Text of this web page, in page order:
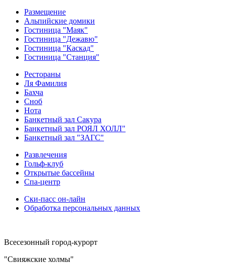
Размещение
Альпийские домики
Гостиница "Маяк"
Гостиница "Дежавю"
Гостиница "Каскад"
Гостиница "Станция"
Рестораны
Ля Фамилия
Бахча
Сноб
Нота
Банкетный зал Сакура
Банкетный зал РОЯЛ ХОЛЛ"
Банкетный зал "ЗАГС"
Развлечения
Гольф-клуб
Открытые бассейны
Спа-центр
Ски-пасс он-лайн
Обработка персональных данных
Всесезонный город-курорт
"Свияжские холмы"